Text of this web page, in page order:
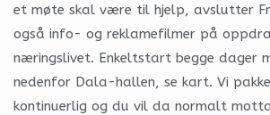
et møte skal være til hjelp, avslutter
også info- og reklamefilmer på
næringslivet. Enkeltstart begge dager
nedenfor Dala-hallen, se kart. Vi
kontinuerlig og du vil da normalt motta